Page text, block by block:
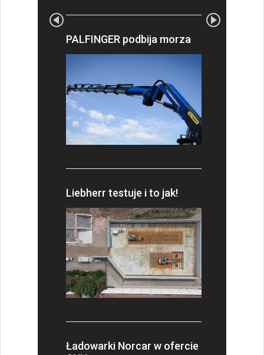
PALFINGER podbija morza
Liebherr testuje i to jak!
Ładowarki Norcar w ofercie